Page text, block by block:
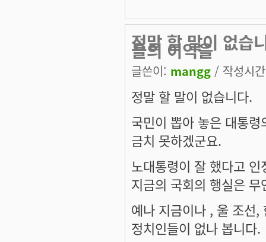
정말 할 말이 없습
들의 이익을
글쓴이: mangg / 작성시
정말 할 말이 없습니다.
국민이 뽑아 놓은 대통
금치 못하겠군요.
노대통령이 잘 했다고
지금의 국회의 행실은
예나 지금이나 , 울 조선,
정치인들이 없나 봅니다.